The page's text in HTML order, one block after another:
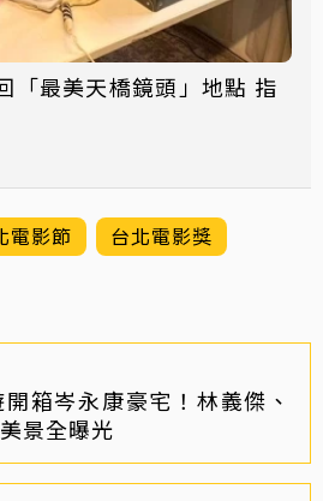
「最美天橋鏡頭」地點 指
電影節
台北電影獎
箱岑永康豪宅！林義傑、
景全曝光